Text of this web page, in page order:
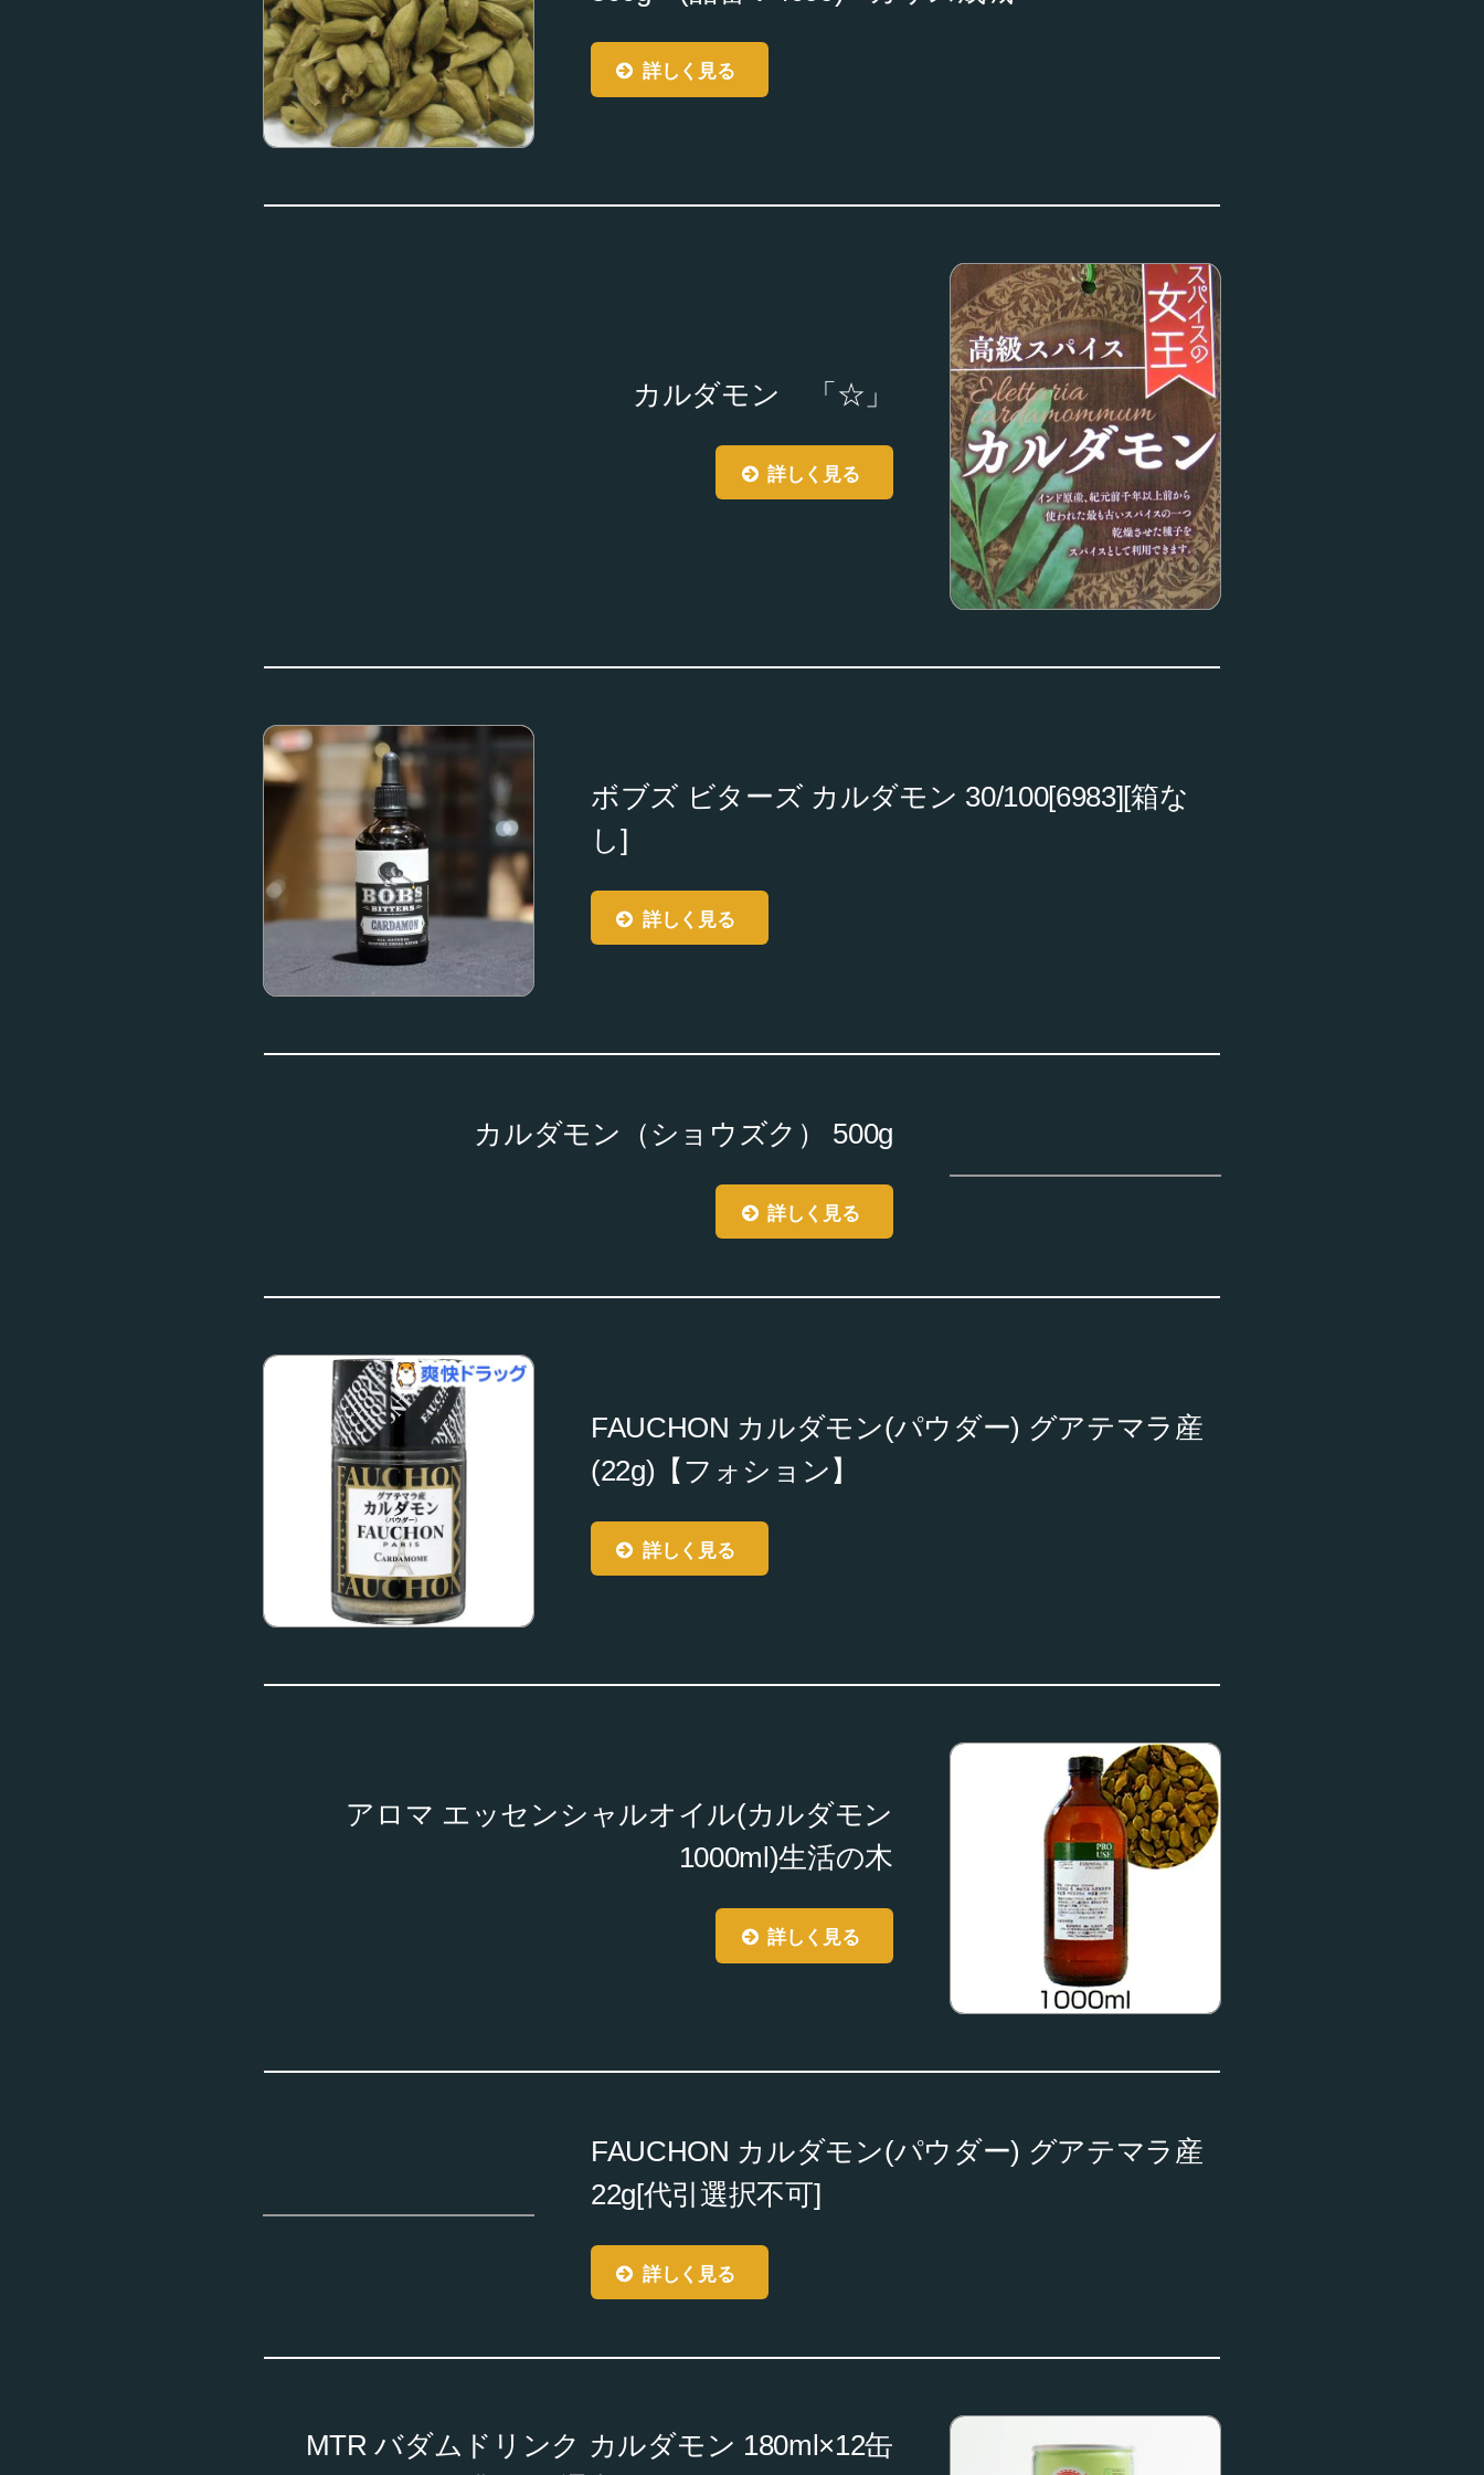
詳しく見る
カルダモン 「☆」
詳しく見る
ボブズ ビターズ カルダモン 30/100[6983][箱な
し]
詳しく見る
カルダモン（ショウズク） 500g
詳しく見る
FAUCHON カルダモン(パウダー) グアテマラ産
(22g)【フォション】
詳しく見る
アロマ エッセンシャルオイル(カルダモン
1000ml)生活の木
詳しく見る
FAUCHON カルダモン(パウダー) グアテマラ産
22g[代引選択不可]
詳しく見る
MTR バダムドリンク カルダモン 180ml×12缶